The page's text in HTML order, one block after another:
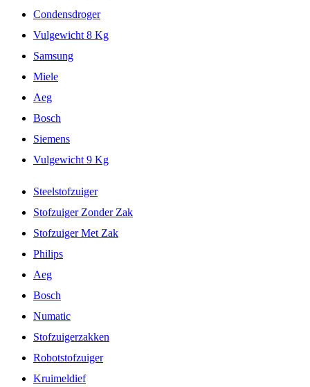
Condensdroger
Vulgewicht 8 Kg
Samsung
Miele
Aeg
Bosch
Siemens
Vulgewicht 9 Kg
Steelstofzuiger
Stofzuiger Zonder Zak
Stofzuiger Met Zak
Philips
Aeg
Bosch
Numatic
Stofzuigerzakken
Robotstofzuiger
Kruimeldief